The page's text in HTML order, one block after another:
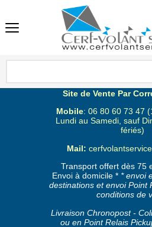
Site de Vente Par
Mobile: 06 80 60 73 47
Lundi au Samedi, sauf
fériés)
Mail:
Transport offert dès 75
Envoi à domicile * * envoi
destinations et envoi Point
conditions de
Livraison Chronopost -
ou en Point Relais